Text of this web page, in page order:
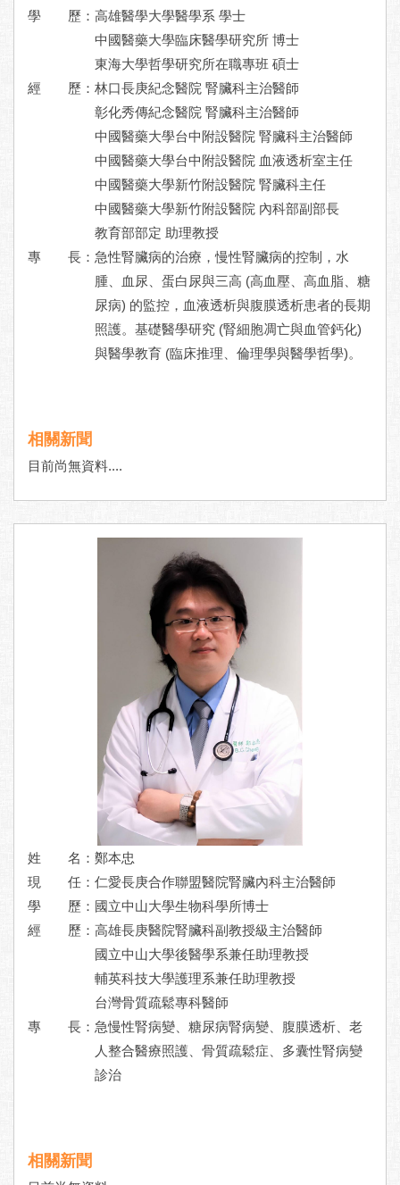
學 歷： 高雄醫學大學醫學系 學士
中國醫藥大學臨床醫學研究所 博士
東海大學哲學研究所在職專班 碩士
經 歷： 林口長庚紀念醫院 腎臟科主治醫師
彰化秀傳紀念醫院 腎臟科主治醫師
中國醫藥大學台中附設醫院 腎臟科主治醫師
中國醫藥大學台中附設醫院 血液透析室主任
中國醫藥大學新竹附設醫院 腎臟科主任
中國醫藥大學新竹附設醫院 內科部副部長
教育部部定 助理教授
專 長： 急性腎臟病的治療，慢性腎臟病的控制，水
腫、血尿、蛋白尿與三高 (高血壓、高血脂、糖
尿病) 的監控，血液透析與腹膜透析患者的長期
照護。基礎醫學研究 (腎細胞凋亡與血管鈣化)
與醫學教育 (臨床推理、倫理學與醫學哲學)。
相關新聞
目前尚無資料....
姓 名：鄭本忠
現 任： 仁愛長庚合作聯盟醫院腎臟內科主治醫師
學 歷： 國立中山大學生物科學所博士
經 歷： 高雄長庚醫院腎臟科副教授級主治醫師
國立中山大學後醫學系兼任助理教授
輔英科技大學護理系兼任助理教授
台灣骨質疏鬆專科醫師
專 長： 急慢性腎病變、糖尿病腎病變、腹膜透析、老
人整合醫療照護、骨質疏鬆症、多囊性腎病變
診治
相關新聞